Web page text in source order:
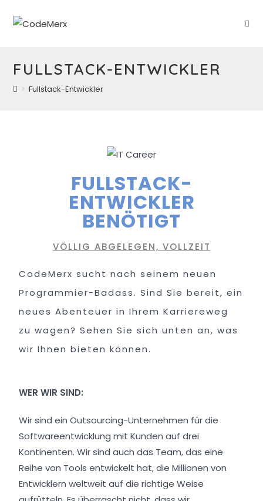
FULLSTACK-ENTWICKLER
> Fullstack-Entwickler
FULLSTACK-
ENTWICKLER
BENÖTIGT
VÖLLIG ABGELEGEN, VOLLZEIT
CodeMerx sucht nach seinem neuen
Programmier-Badass. Sind Sie bereit, ein
neues Abenteuer in Ihrem Karriereweg
zu wagen? Sehen Sie sich unten an, was
wir Ihnen bieten können.
WER WIR SIND:
Wir sind ein Outsourcing-Unternehmen für die
Softwareentwicklung mit Kunden auf drei
Kontinenten. Wir sind auch das Team, das eine
Reihe von Tools entwickelt hat, die Millionen von
Entwicklern weltweit auf die richtige Weise